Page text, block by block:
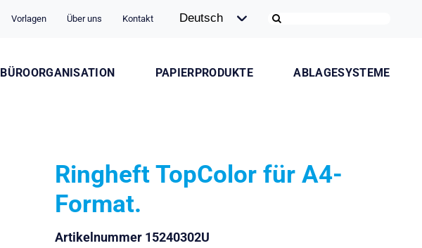
Vorlagen Über uns Kontakt
PAPIERPRODUKTE ABLAGESYSTEME
BÜROORGANISATION
Ringheft TopColor für A4-
Format.
Artikelnummer 15240302U